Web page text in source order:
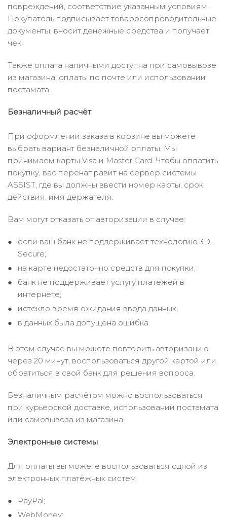
повреждений, соответствие указанным условиям.
Покупатель подписывает товаросопроводительные
документы, вносит денежные средства и получает
чек.
Также оплата наличными доступна при самовывозе
из магазина, оплаты по почте или использовании
постамата.
Безналичный расчёт
При оформлении заказа в корзине вы можете
выбрать вариант безналичной оплаты. Мы
принимаем карты Visa и Master Card. Чтобы оплатить
покупку, вас перенаправит на сервер системы
ASSIST, где вы должны ввести номер карты, срок
действия, имя держателя.
Вам могут отказать от авторизации в случае:
если ваш банк не поддерживает технологию 3D-
Secure;
на карте недостаточно средств для покупки;
банк не поддерживает услугу платежей в
интернете;
истекло время ожидания ввода данных;
в данных была допущена ошибка.
В этом случае вы можете повторить авторизацию
через 20 минут, воспользоваться другой картой или
обратиться в свой банк для решения вопроса.
Безналичным расчётом можно воспользоваться
при курьерской доставке, использовании постамата
или самовывоза из магазина.
Электронные системы
Для оплаты вы можете воспользоваться одной из
электронных платёжных систем:
PayPal;
WebMoney;